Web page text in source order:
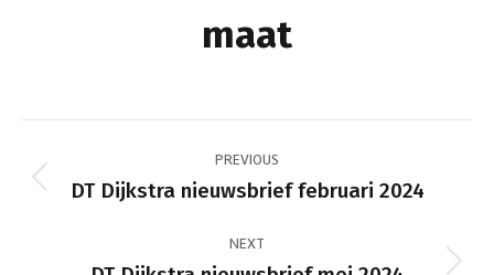
maat
navigation
PREVIOUS
Previous
DT Dijkstra nieuwsbrief februari 2024
NEXT